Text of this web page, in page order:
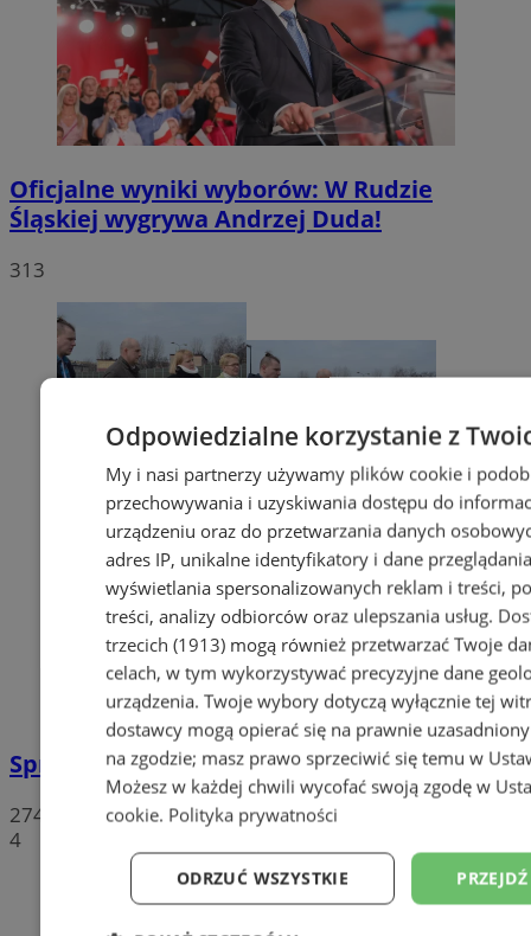
Oficjalne wyniki wyborów: W Rudzie
Śląskiej wygrywa Andrzej Duda!
313
Sprzeciwiają się niedzieli wolnej od handlu
274
4
Odpowiedzialne korzystanie z
My i nasi partnerzy używamy plików cookie i
przechowywania i uzyskiwania dostępu do
urządzeniu oraz do przetwarzania danych
adres IP, unikalne identyfikatory i dane
wyświetlania spersonalizowanych reklam i treści,
treści, analizy odbiorców oraz ulepszania usług.
trzecich (1913)mogą również przetwarzać Twoje
celach, w tym wykorzystywać precyzyjne dane
urządzenia. Twoje wybory dotyczą wyłącznie tej
dostawcy mogą opierać się na prawnie
na zgodzie; masz prawo sprzeciwić się temu w
Możesz w każdej chwili wycofać swoją zgodę w
cookie. Polityka prywatności
ODRZUĆ WSZYSTKIE